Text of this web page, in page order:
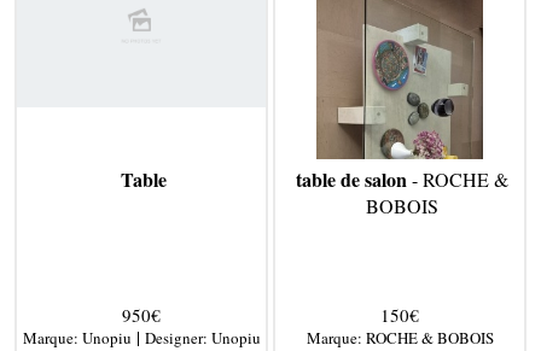
Table
950€
Marque: Unopiu | Designer: Unopiu
table de salon- ROCHE &
BOBOIS
150€
Marque: ROCHE & BOBOIS